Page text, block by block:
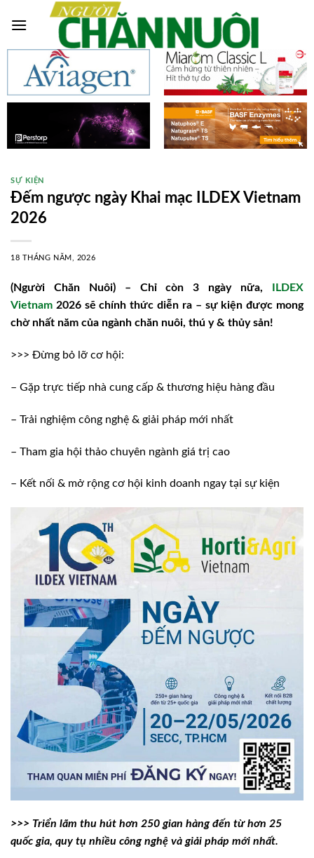
SỰ KIỆN
Đếm ngược ngày Khai mạc ILDEX Vietnam
2026
18 THÁNG NĂM, 2026
(Người Chăn Nuôi) – Chỉ còn 3 ngày nữa,
ILDEX
Vietnam 2026 sẽ chính thức diễn ra – sự kiện được mong
chờ nhất năm của ngành chăn nuôi, thú y & thủy sản!
>>> Đừng bỏ lỡ cơ hội:
– Gặp trực tiếp nhà cung cấp & thương hiệu hàng đầu
– Trải nghiệm công nghệ & giải pháp mới nhất
– Tham gia hội thảo chuyên ngành giá trị cao
– Kết nối & mở rộng cơ hội kinh doanh ngay tại sự kiện
>>> Triển lãm thu hút hơn 250 gian hàng đến từ hơn 25
quốc gia, quy tụ nhiều công nghệ và giải pháp mới nhất.